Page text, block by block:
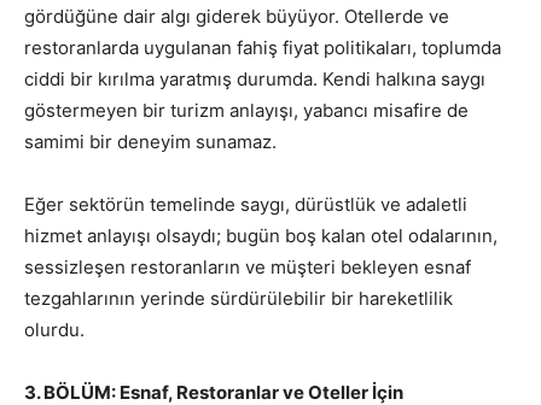
gördüğüne dair algı giderek büyüyor. Otellerde ve
restoranlarda uygulanan fahiş fiyat politikaları, toplumda
ciddi bir kırılma yaratmış durumda. Kendi halkına saygı
göstermeyen bir turizm anlayışı, yabancı misafire de
samimi bir deneyim sunamaz.
Eğer sektörün temelinde saygı, dürüstlük ve adaletli
hizmet anlayışı olsaydı; bugün boş kalan otel odalarının,
sessizleşen restoranların ve müşteri bekleyen esnaf
tezgahlarının yerinde sürdürülebilir bir hareketlilik
olurdu.
3. BÖLÜM: Esnaf, Restoranlar ve Oteller İçin